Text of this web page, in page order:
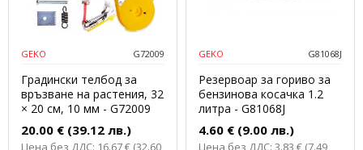
GEKO G72009
Градински телбод за
връзване на растения, 32
× 20 см, 10 мм - G72009
20.00 € (39.12 лв.)
Цена без ДДС: 16.67 € (32.60
GEKO G81068J
Резервоар за гориво за
бензинова косачка 1.2
литра - G81068J
4.60 € (9.00 лв.)
Цена без ДДС: 3.83 € (7.49